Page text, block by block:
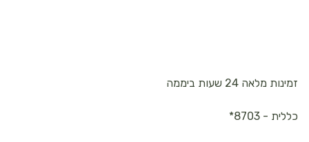
זמינות מלאה 24 שעות ביממה
כללית - 8703*